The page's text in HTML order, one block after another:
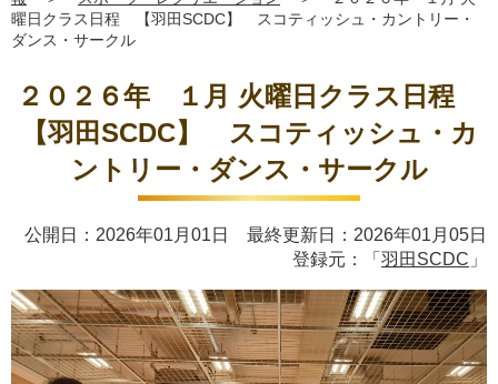
曜日クラス日程 【羽田SCDC】 スコティッシュ・カントリー・
ダンス・サークル
２０２６年 １月 火曜日クラス日程
【羽田SCDC】 スコティッシュ・カ
ントリー・ダンス・サークル
公開日：2026年01月01日 最終更新日：2026年01月05日
登録元：「 羽田SCDC 」